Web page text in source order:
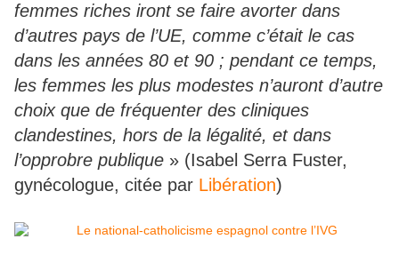
femmes riches iront se faire avorter dans
d’autres pays de l’UE, comme c’était le cas
dans les années 80 et 90 ; pendant ce temps,
les femmes les plus modestes n’auront d’autre
choix que de fréquenter des cliniques
clandestines, hors de la légalité, et dans
l’opprobre publique » (Isabel Serra Fuster,
gynécologue, citée par Libération)